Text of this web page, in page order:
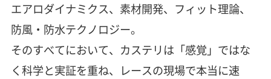
エアロダイナミクス、素材開発、フィット理論、
防風・防水テクノロジー。
そのすべてにおいて、カステリは「感覚」ではな
く科学と実証を重ね、レースの現場で本当に速